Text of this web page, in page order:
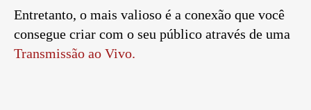
Entretanto, o mais valioso é a conexão que você
consegue criar com o seu público através de uma
Transmissão ao Vivo.